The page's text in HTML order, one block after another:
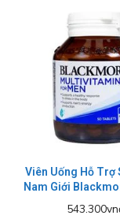
Viên Uống Hỗ Trợ
Nam Giới